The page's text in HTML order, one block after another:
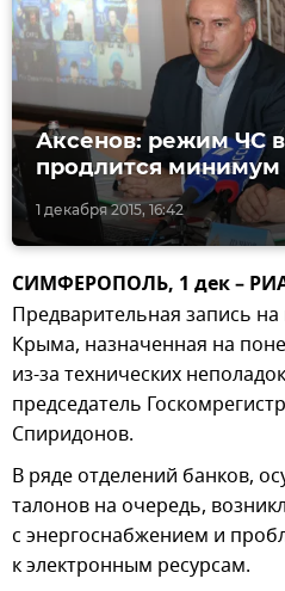
1 декабря 2015, 16:42
Аксенов: режим ЧС
продлится минимум
СИМФЕРОПОЛЬ, 1 дек –
Предварительная запись
Крыма, назначенная на
из-за технических
председатель
Спиридонов.
В ряде отделений банков,
талонов на очередь,
с энергоснабжением и
к электронным ресурсам.